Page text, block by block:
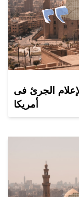
الجرئ فى
أمريكا